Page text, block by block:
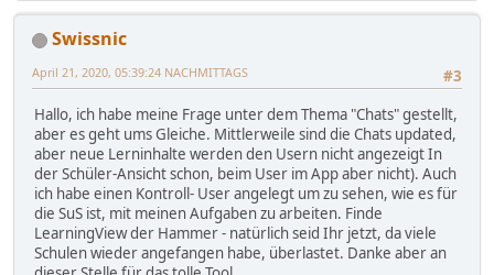
Swissnic
#3
April 21, 2020, 05:39:24 NACHMITTAGS
Hallo, ich habe meine Frage unter dem Thema "Chats" gestellt,
aber es geht ums Gleiche. Mittlerweile sind die Chats updated,
aber neue Lerninhalte werden den Usern nicht angezeigt In
der Schüler-Ansicht schon, beim User im App aber nicht). Auch
ich habe einen Kontroll- User angelegt um zu sehen, wie es für
die SuS ist, mit meinen Aufgaben zu arbeiten. Finde
LearningView der Hammer - natürlich seid Ihr jetzt, da viele
Schulen wieder angefangen habe, überlastet. Danke aber an